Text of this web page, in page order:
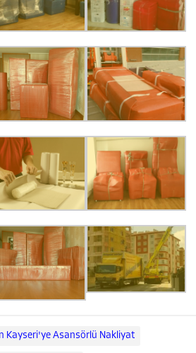
Kayseri'ye Asansörlü Nakliyat